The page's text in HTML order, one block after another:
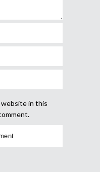
website in this